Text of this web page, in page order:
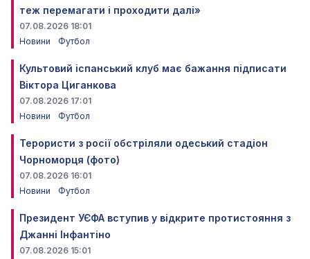
теж перемагати і проходити далі»
07.08.2026 18:01
Новини
Футбол
Культовий іспанський клуб має бажання підписати
Віктора Циганкова
07.08.2026 17:01
Новини
Футбол
Терористи з росії обстріляли одеський стадіон
Чорноморця (фото)
07.08.2026 16:01
Новини
Футбол
Президент УЄФА вступив у відкрите протистояння з
Джанні Інфантіно
07.08.2026 15:01